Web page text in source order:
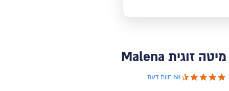
מיטה זוגית Malena
4.7 star rating
68 חוות דעת